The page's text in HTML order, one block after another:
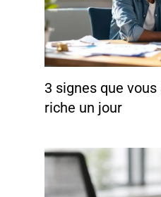
3 signes que
riche un jour